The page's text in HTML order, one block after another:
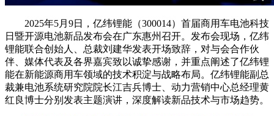
2025年5月9日，亿纬锂能（300014）首届商用车电池科技
日暨开源电池新品发布会在广东惠州召开。发布会现场，亿纬
锂能联合创始人、总裁刘建华发表开场致辞，对与会合作伙
伴、媒体代表及各界嘉宾致以诚挚感谢，并重点阐述了亿纬锂
能在新能源商用车领域的技术积淀与战略布局。亿纬锂能副总
裁兼电池系统研究院院长江吉兵博士、动力营销中心总经理黄
红良博士分别发表主题演讲，深度解读新品技术与市场趋势。